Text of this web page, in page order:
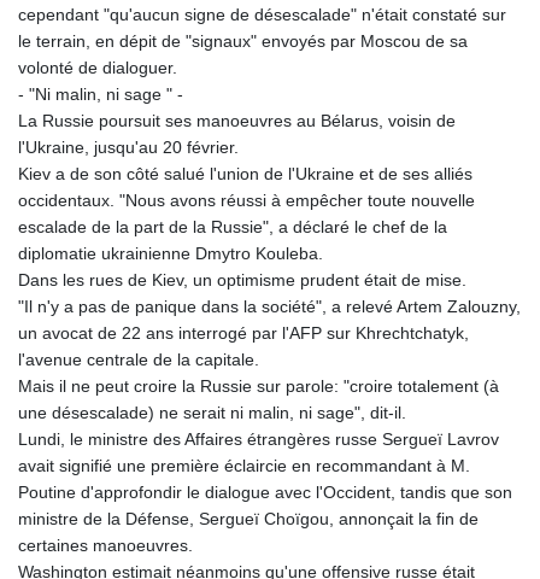
1417.039596
KZT 467.406398
22517.541811
89309.055987
LRD 180.013843
LSL 16.202317
LTL 2.95274
LYD 6.343603
MDL 17.342816
MGA
4255.889809
MKD 53.263787
2099.549591
cependant "qu'aucun signe de désescalade" n'était constaté sur
le terrain, en dépit de "signaux" envoyés par Moscou de sa
volonté de dialoguer.
- "Ni malin, ni sage " -
La Russie poursuit ses manoeuvres au Bélarus, voisin de
l'Ukraine, jusqu'au 20 février.
Kiev a de son côté salué l'union de l'Ukraine et de ses alliés
occidentaux. "Nous avons réussi à empêcher toute nouvelle
escalade de la part de la Russie", a déclaré le chef de la
diplomatie ukrainienne Dmytro Kouleba.
Dans les rues de Kiev, un optimisme prudent était de mise.
"Il n'y a pas de panique dans la société", a relevé Artem Zalouzny,
un avocat de 22 ans interrogé par l'AFP sur Khrechtchatyk,
l'avenue centrale de la capitale.
Mais il ne peut croire la Russie sur parole: "croire totalement (à
une désescalade) ne serait ni malin, ni sage", dit-il.
Lundi, le ministre des Affaires étrangères russe Sergueï Lavrov
avait signifié une première éclaircie en recommandant à M.
Poutine d'approfondir le dialogue avec l'Occident, tandis que son
ministre de la Défense, Sergueï Choïgou, annonçait la fin de
certaines manoeuvres.
Washington estimait néanmoins qu'une offensive russe était